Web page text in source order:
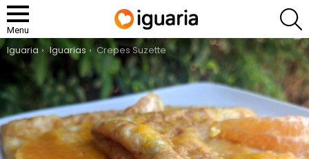
Menu
You are here:
Iguaria Iguarias Crepes Suzette